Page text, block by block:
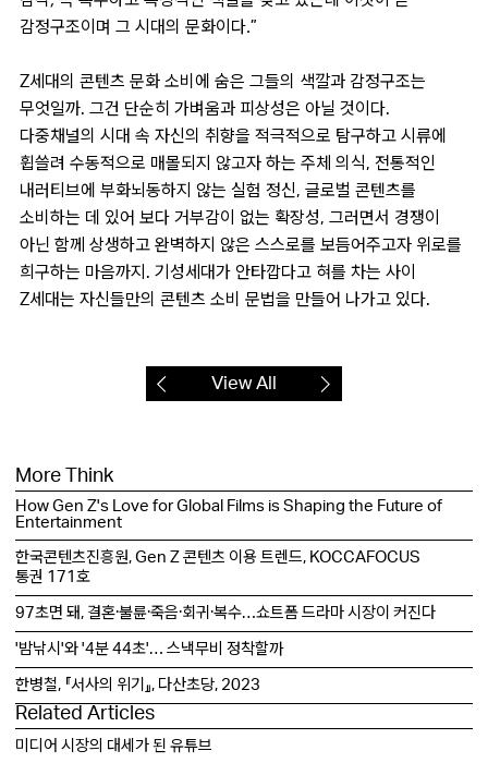
감정구조이며 그 시대의 문화이다.”
Z세대의 콘텐츠 문화 소비에 숨은 그들의 색깔과 감정구조는
무엇일까. 그건 단순히 가벼움과 피상성은 아닐 것이다.
다중채널의 시대 속 자신의 취향을 적극적으로 탐구하고 시류에
휩쓸려 수동적으로 매몰되지 않고자 하는 주체 의식, 전통적인
내러티브에 부화뇌동하지 않는 실험 정신, 글로벌 콘텐츠를
소비하는 데 있어 보다 거부감이 없는 확장성, 그러면서 경쟁이
아닌 함께 상생하고 완벽하지 않은 스스로를 보듬어주고자 위로를
희구하는 마음까지. 기성세대가 안타깝다고 혀를 차는 사이
Z세대는 자신들만의 콘텐츠 소비 문법을 만들어 나가고 있다.
View All
More Think
How Gen Z's Love for Global Films is Shaping the Future of
Entertainment
한국콘텐츠진흥원, Gen Z 콘텐츠 이용 트렌드, KOCCAFOCUS
통권 171호
97초면 돼, 결혼·불륜·죽음·회귀·복수…쇼트폼 드라마 시장이 커진다
'밤낚시'와 '4분 44초'… 스낵무비 정착할까
한병철, 『서사의 위기』, 다산초당, 2023
Related Articles
미디어 시장의 대세가 된 유튜브